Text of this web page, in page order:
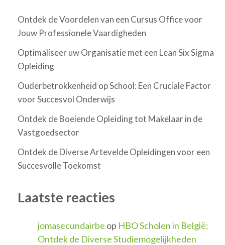
Ontdek de Voordelen van een Cursus Office voor
Jouw Professionele Vaardigheden
Optimaliseer uw Organisatie met een Lean Six Sigma
Opleiding
Ouderbetrokkenheid op School: Een Cruciale Factor
voor Succesvol Onderwijs
Ontdek de Boeiende Opleiding tot Makelaar in de
Vastgoedsector
Ontdek de Diverse Artevelde Opleidingen voor een
Succesvolle Toekomst
Laatste reacties
jomasecundairbe op HBO Scholen in België:
Ontdek de Diverse Studiemogelijkheden